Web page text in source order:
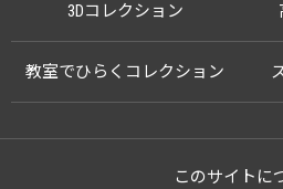
3Dコレクション
教室でひらくコレクション
このサイトに